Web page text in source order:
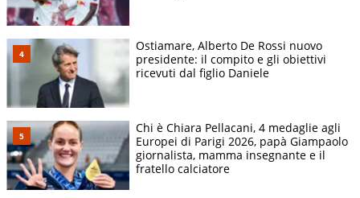
Ostiamare, Alberto De Rossi nuovo
presidente: il compito e gli obiettivi
ricevuti dal figlio Daniele
Chi è Chiara Pellacani, 4 medaglie agli
Europei di Parigi 2026, papà Giampaolo
giornalista, mamma insegnante e il
fratello calciatore